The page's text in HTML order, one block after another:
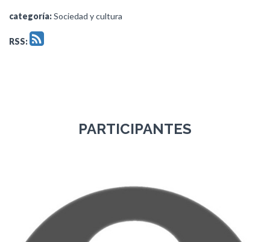
categoría:Sociedad y cultura
RSS:
PARTICIPANTES